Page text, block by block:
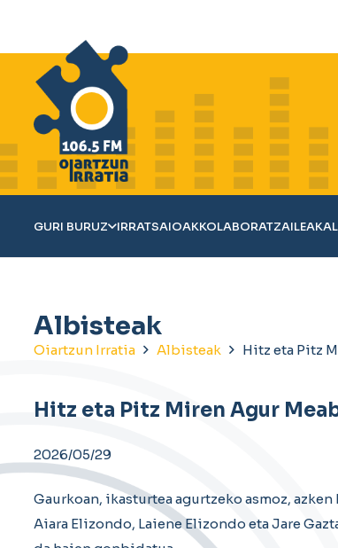
GURI BURUZ IRRATSAIOAKKOLABORATZAILEAK
Albisteak
Oiartzun Irratia Albisteak Hitz eta Pitz
Hitz eta Pitz Miren Agur
2026/05/29
Gaurkoan, ikasturtea agurtzeko asmoz,
Aiara Elizondo, Laiene Elizondo eta Jare